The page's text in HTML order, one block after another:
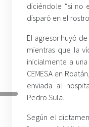
diciéndole “si no
disparó en el rostro.
El agresor huyó
mientras que la
inicialmente a
CEMESA en
enviada al
Pedro Sula.
Según el